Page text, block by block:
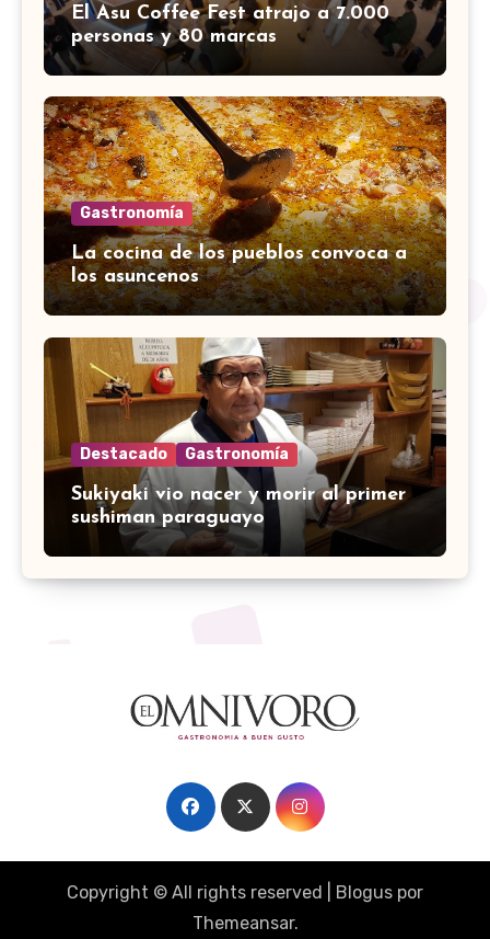
El Asu Coffee Fest atrajo a 7.000
personas y 80 marcas
Gastronomía
La cocina de los pueblos convoca a
los asuncenos
Destacado Gastronomía
Sukiyaki vio nacer y morir al primer
sushiman paraguayo
Copyright © All rights reserved Blogus por
Themeansar.